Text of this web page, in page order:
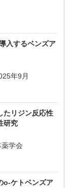
入するベンズア
年9月
たリジン反応性
研究
学会
o-ケトベンズア